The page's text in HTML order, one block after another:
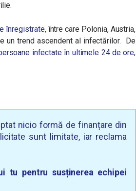
înregistrate, între care Polonia, Austria,
un trend ascendent al infectărilor. De
infectate în ultimele 24 de ore,
nicio formă de finanțare din
sunt limitate, iar reclama
tu pentru susținerea echipei